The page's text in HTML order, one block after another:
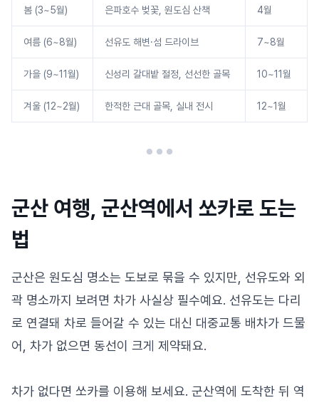
봄 (3~5월) 은파호수 벚꽃, 원도심 산책 4월
여름 (6~8월) 선유도 해변·섬 드라이브 7~8월
가을 (9~11월) 신성리 갈대밭 절정, 선선한 골목 10~11월
겨울 (12~2월) 한적한 근대 골목, 실내 전시 12~1월
군산 여행, 군산역에서 쏘카로 도는
법
군산은 원도심 명소는 도보로 묶을 수 있지만, 선유도와 외
곽 명소까지 보려면 차가 사실상 필수예요. 선유도는 다리
로 연결돼 차로 들어갈 수 있는 대신 대중교통 배차가 드물
어, 차가 없으면 동선이 크게 제약돼요.
차가 없다면 쏘카를 이용해 보세요. 군산역에 도착한 뒤 역